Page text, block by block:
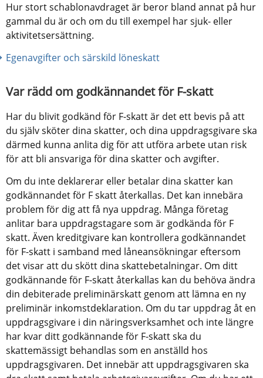
Hur stort schablonavdraget är beror bland annat på hur
gammal du är och om du till exempel har sjuk- eller
aktivitetsersättning.
Egenavgifter och särskild löneskatt
Var rädd om godkännandet för F-skatt
Har du blivit godkänd för F-skatt är det ett bevis på att
du själv sköter dina skatter, och dina uppdragsgivare ska
därmed kunna anlita dig för att utföra arbete utan risk
för att bli ansvariga för dina skatter och avgifter.
Om du inte deklarerar eller betalar dina skatter kan
godkännandet för F skatt återkallas. Det kan innebära
problem för dig att få nya uppdrag. Många företag
anlitar bara uppdragstagare som är godkända för F
skatt. Även kreditgivare kan kontrollera godkännandet
för F-skatt i samband med låneansökningar eftersom
det visar att du skött dina skattebetalningar. Om ditt
godkännande för F-skatt återkallas kan du behöva ändra
din debiterade preliminärskatt genom att lämna en ny
preliminär inkomstdeklaration. Om du tar uppdrag åt en
uppdragsgivare i din näringsverksamhet och inte längre
har kvar ditt godkännande för F-skatt ska du
skattemässigt behandlas som en anställd hos
uppdragsgivaren. Det innebär att uppdragsgivaren ska